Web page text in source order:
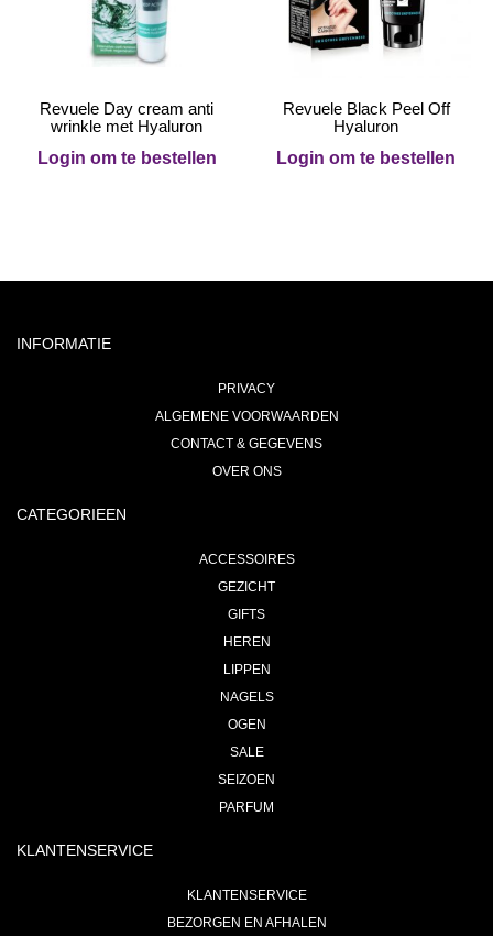
Revuele Day cream anti
wrinkle met Hyaluron
Login om te bestellen
Revuele Black Peel Off
Hyaluron
Login om te bestellen
INFORMATIE
PRIVACY
ALGEMENE VOORWAARDEN
CONTACT & GEGEVENS
OVER ONS
CATEGORIEEN
ACCESSOIRES
GEZICHT
GIFTS
HEREN
LIPPEN
NAGELS
OGEN
SALE
SEIZOEN
PARFUM
KLANTENSERVICE
KLANTENSERVICE
BEZORGEN EN AFHALEN